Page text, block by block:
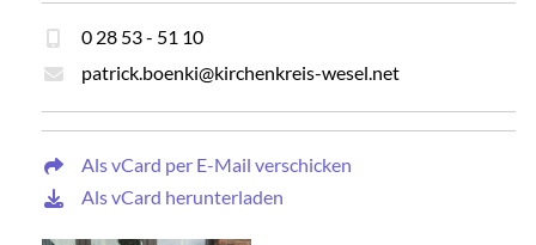
0 28 53 - 51 10
patrick.boenki@kirchenkreis-wesel.net
Als vCard per E-Mail verschicken
Als vCard herunterladen